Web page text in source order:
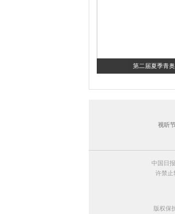
第二届夏季青
视听
中国日
许禁止
版权保